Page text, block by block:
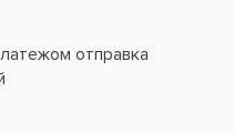
отправка